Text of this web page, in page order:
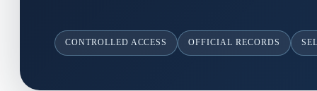
CONTROLLED ACCESS OFFICIAL RECORDS